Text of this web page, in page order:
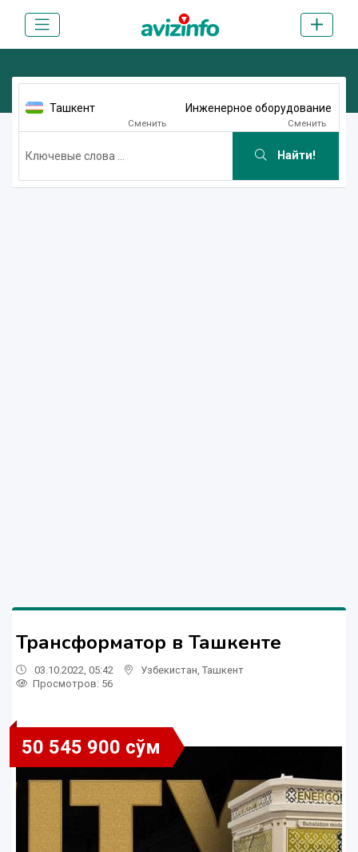
Ташкент
Сменить
Инженерное оборудование
Сменить
Найти!
Трансформатор в Ташкенте
03.10.2022, 05:42 Узбекистан Ташкент
Просмотров: 56
50 545 900 сўм